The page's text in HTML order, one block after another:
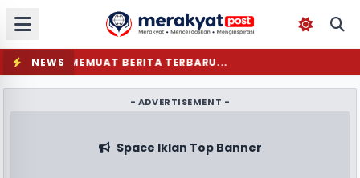
NEWS MEMUAT BERITA TERBARU...
- ADVERTISEMENT -
Space Iklan Top Banner